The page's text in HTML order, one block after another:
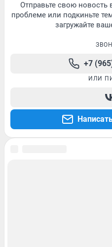
Отправьте свою новость
проблеме или подкиньте
загружайте
+7
ИЛИ